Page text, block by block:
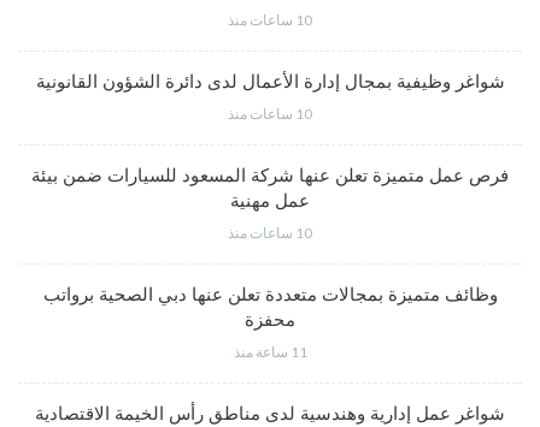
10 ساعات منذ
شواغر وظيفية بمجال إدارة الأعمال لدى دائرة الشؤون القانونية
10 ساعات منذ
فرص عمل متميزة تعلن عنها شركة المسعود للسيارات ضمن بيئة
عمل مهنية
10 ساعات منذ
وظائف متميزة بمجالات متعددة تعلن عنها دبي الصحية برواتب
محفزة
11 ساعة منذ
شواغر عمل إدارية وهندسية لدى مناطق رأس الخيمة الاقتصادية